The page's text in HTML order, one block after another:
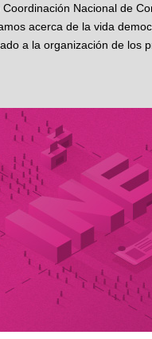
Nacional de
acerca de la vida
a la organización de los